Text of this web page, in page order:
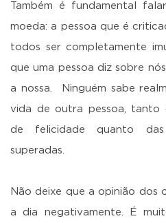
Também é fundamental
moeda: a pessoa que é
todos ser completamente
que uma pessoa diz sobre
a nossa. Ninguém sabe
vida de outra pessoa, tanto
de felicidade quanto
superadas.
Não deixe que a opinião dos
a dia negativamente. É